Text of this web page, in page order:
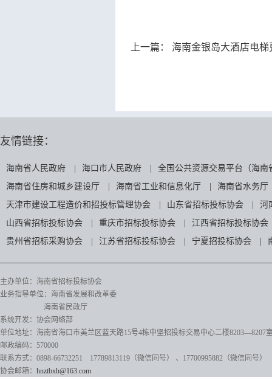
上一篇： 海南金银岛大酒店电梯
友情链接：
海南省人民政府 海口市人民政府
全国公共资源交易平台（海南
海南省住房和城乡建设厅
海南省工业和信息化厅
海南省水务厅
天津市建设工程造价和招投标管理协会
山东省招标投标协会
河
山西省招标投标协会
重庆市招标投标协会
江西省招标投标协会
贵州省招标采购协会
江苏省招标投标协会 宁夏招投标协会
主办单位：海南省招标投标协会
业务指导单位：海南省发展和改革委
海南省民政厅
系统开发：协会网络部
单位地址：海南省海口市美兰区蓝天路15号4栋中坚招投标交易中心二楼8203—8207
邮政编码：570000
联系方式：0898-66732251 17789813119（微信同号）
、17700995882 （微信同号）
协会邮箱： hnztbxh@163.com